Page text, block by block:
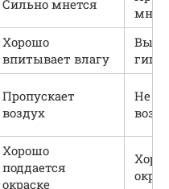
Сильно мнется
Хорошо
впитывает влагу
Пропускает
воздух
Не
Хорошо
поддается
окраске